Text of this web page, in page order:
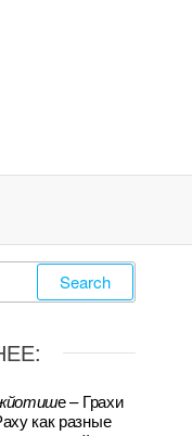
е – Грахи
как разные